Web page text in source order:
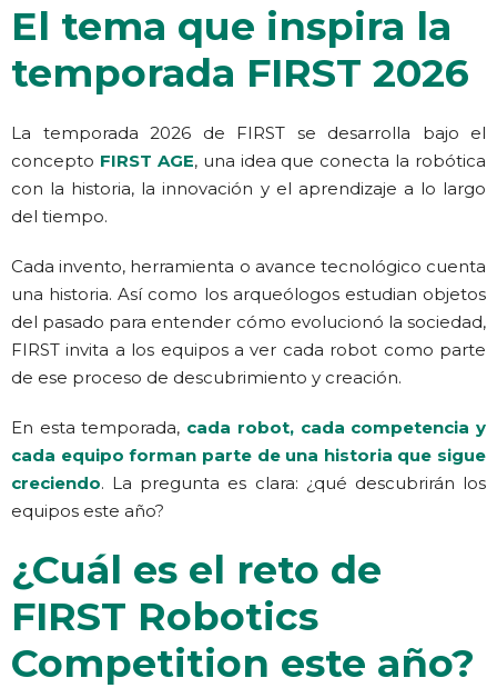
El tema que inspira la
temporada FIRST 2026
La temporada 2026 de FIRST se desarrolla bajo el
concepto FIRST AGE, una idea que conecta la robótica
con la historia, la innovación y el aprendizaje a lo largo
del tiempo.
Cada invento, herramienta o avance tecnológico cuenta
una historia. Así como los arqueólogos estudian objetos
del pasado para entender cómo evolucionó la sociedad,
FIRST invita a los equipos a ver cada robot como parte
de ese proceso de descubrimiento y creación.
En esta temporada, cada robot, cada competencia y
cada equipo forman parte de una historia que sigue
creciendo. La pregunta es clara: ¿qué descubrirán los
equipos este año?
¿Cuál es el reto de
FIRST Robotics
Competition este año?